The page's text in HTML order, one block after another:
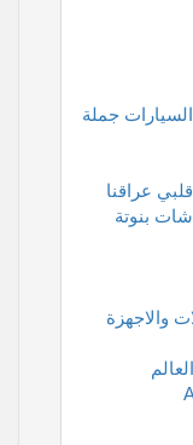
جملة
عراقنا
بنوتة
والاجهزة